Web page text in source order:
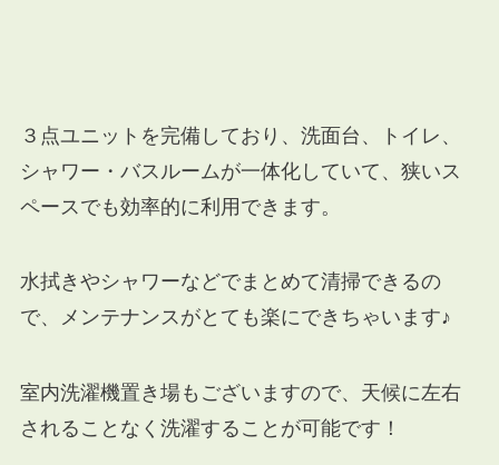
３点ユニットを完備しており、洗面台、トイレ、
シャワー・バスルームが一体化していて、狭いス
ペースでも効率的に利用できます。
水拭きやシャワーなどでまとめて清掃できるの
で、メンテナンスがとても楽にできちゃいます♪
室内洗濯機置き場もございますので、天候に左右
されることなく洗濯することが可能です！